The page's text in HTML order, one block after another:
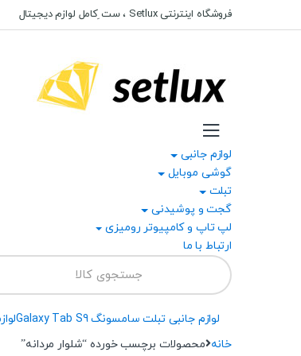
to
to
فروشگاه اینترنتی Setlux ، ست ِکامل لوازم دیجیتال
لوازم جانبی
گوشی موبایل
تبلت
گجت و پوشیدنی
لپ تاپ و کامپیوتر رومیزی
ارتباط با ما
Search
for:
لوازم جانبی تبلت سامسونگ Galaxy Tab S9
خانه محصولات برچسب خورده “شلوار مردانه”